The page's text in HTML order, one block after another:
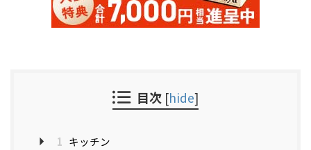
目次 [hide]
1 キッチン